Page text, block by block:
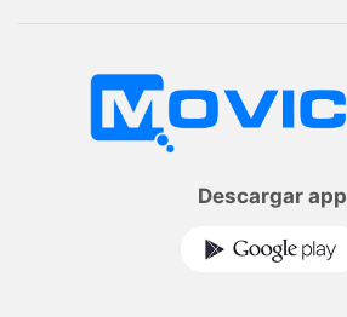
Descargar app